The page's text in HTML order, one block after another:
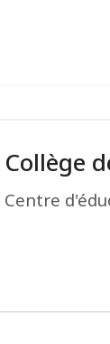
Collège
Centre